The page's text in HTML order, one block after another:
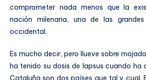
comprometer nada menos que la
nación milenaria, una de las
occidental.
Es mucho decir, pero llueve sobre
ha tenido su dosis de lapsus cuando ha
Cataluña son dos países que tal y cual.